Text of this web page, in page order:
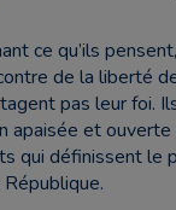
ce qu’ils
de la liberté
pas leur foi.
apaisée et
qui définissent le